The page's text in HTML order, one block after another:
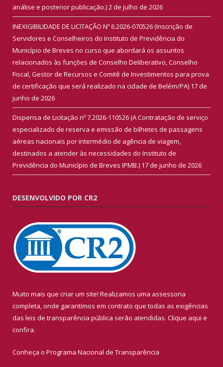
análise e posterior publicação.)2 de julho de 2026
INEXIGIBILIDADE DE LICITAÇÃO Nº 6.2026-070526 (Inscrição de
Servidores e Conselheiros do Instituto de Previdência do
Município de Breves no curso que abordará os assuntos
relacionados às funções de Conselho Deliberativo, Conselho
Fiscal, Gestor de Recursos e Comitê de Investimentos para prova
de certificação que será realizado na cidade de Belém/PA) 17 de
junho de 2026
Dispensa de Licitação nº 7.2026-110526 (A Contratação de serviço
especializado de reserva e emissão de bilhetes de passagens
aéreas nacionais por intermédio de agência de viagem,
destinados a atender às necessidades do Instituto de
Previdência do Município de Breves IPMB.) 17 de junho de 2026
DESENVOLVIDO POR CR2
Muito mais que criar um site! Realizamos uma assessoria
completa, onde garantimos em contrato que todas as exigências
das leis de transparência pública serão atendidas. Clique aqui e
confira.
Conheça o Programa Nacional de Transparência